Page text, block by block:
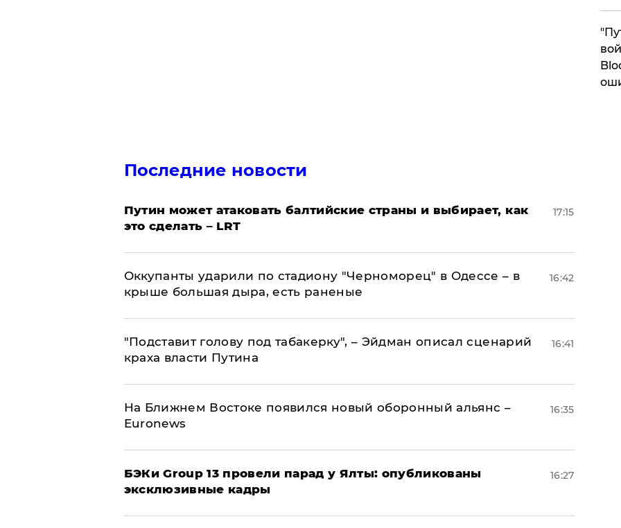
Последние новости
Путин может атаковать балтийские страны и выбирает, как
это сделать – LRT
17:15
Оккупанты ударили по стадиону "Черноморец" в Одессе – в
крыше большая дыра, есть раненые
16:42
​"Подставит голову под табакерку", – Эйдман описал сценарий
краха власти Путина
16:41
На Ближнем Востоке появился новый оборонный альянс –
Euronews
16:35
​БЭКи Group 13 провели парад у Ялты: опубликованы
эксклюзивные кадры
16:27